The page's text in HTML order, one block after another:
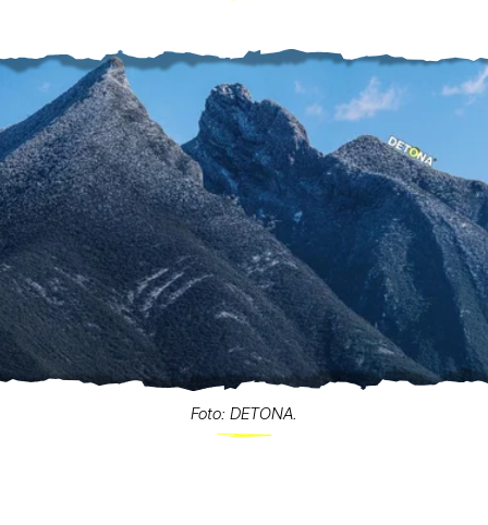
Foto: DETONA.